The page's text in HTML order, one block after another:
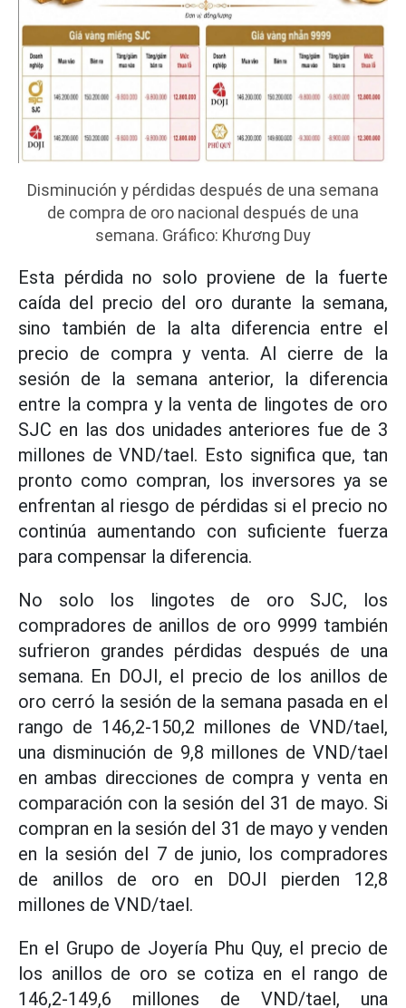
Disminución y pérdidas después de una semana
de compra de oro nacional después de una
semana. Gráfico: Khương Duy
Esta pérdida no solo proviene de la fuerte
caída del precio del oro durante la semana,
sino también de la alta diferencia entre el
precio de compra y venta. Al cierre de la
sesión de la semana anterior, la diferencia
entre la compra y la venta de lingotes de oro
SJC en las dos unidades anteriores fue de 3
millones de VND/tael. Esto significa que, tan
pronto como compran, los inversores ya se
enfrentan al riesgo de pérdidas si el precio no
continúa aumentando con suficiente fuerza
para compensar la diferencia.
No solo los lingotes de oro SJC, los
compradores de anillos de oro 9999 también
sufrieron grandes pérdidas después de una
semana. En DOJI, el precio de los anillos de
oro cerró la sesión de la semana pasada en el
rango de 146,2-150,2 millones de VND/tael,
una disminución de 9,8 millones de VND/tael
en ambas direcciones de compra y venta en
comparación con la sesión del 31 de mayo. Si
compran en la sesión del 31 de mayo y venden
en la sesión del 7 de junio, los compradores
de anillos de oro en DOJI pierden 12,8
millones de VND/tael.
En el Grupo de Joyería Phu Quy, el precio de
los anillos de oro se cotiza en el rango de
146,2-149,6 millones de VND/tael, una